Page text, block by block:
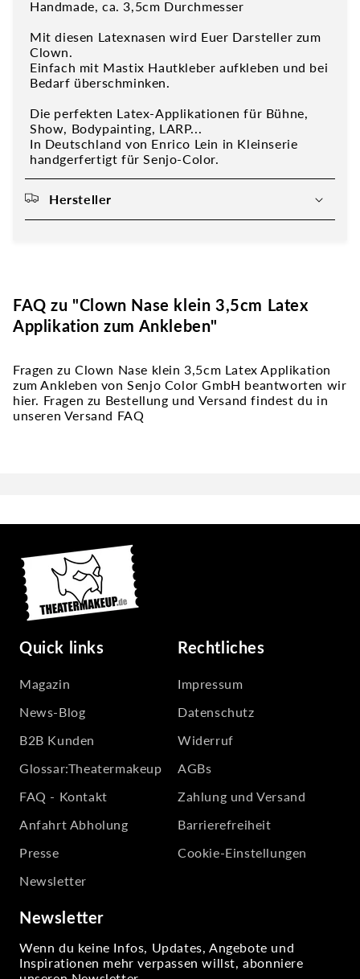
Handmade, ca. 3,5cm Durchmesser
Mit diesen Latexnasen wird Euer Darsteller zum
Clown.
Einfach mit Mastix Hautkleber aufkleben und bei
Bedarf überschminken.
Die perfekten Latex-Applikationen für Bühne,
Show, Bodypainting, LARP...
In Deutschland von Enrico Lein in Kleinserie
handgerfertigt für Senjo-Color.
Hersteller
FAQ zu "Clown Nase klein 3,5cm Latex
Applikation zum Ankleben"
Fragen zu Clown Nase klein 3,5cm Latex Applikation
zum Ankleben von Senjo Color GmbH beantworten wir
hier. Fragen zu Bestellung und Versand findest du in
unseren Versand FAQ
Quick links
Magazin
News-Blog
B2B Kunden
Glossar:Theatermakeup
FAQ - Kontakt
Anfahrt Abholung
Presse
Newsletter
Rechtliches
Impressum
Datenschutz
Widerruf
AGBs
Zahlung und Versand
Barrierefreiheit
Cookie-Einstellungen
Newsletter
Wenn du keine Infos, Updates, Angebote und
Inspirationen mehr verpassen willst, abonniere